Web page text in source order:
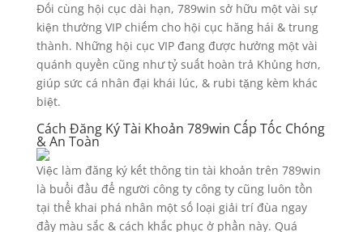
Đối cùng hội cục dài hạn, 789win sở hữu một vài sự
kiện thưởng VIP chiếm cho hội cục hăng hái & trung
thành. Những hội cục VIP đang được hưởng một vài
quánh quyền cũng như tỷ suất hoàn trả Khủng hơn,
giúp sức cá nhân đại khái lúc, & rubi tặng kèm khác
biệt.
Cách Đăng Ký Tài Khoản 789win Cấp Tốc Chóng
& An Toàn
Việc làm đăng ký kết thông tin tài khoản trên 789win
là buổi đầu để người công ty công ty cũng luôn tồn
tại thể khai phá nhân một số loại giải trí đùa ngay
đầy màu sắc & cách khắc phục ở phần này. Quá